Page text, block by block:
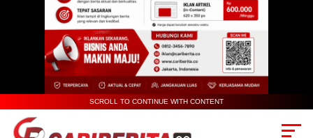
SCROLL TO CONTINUE WITH CONTENT